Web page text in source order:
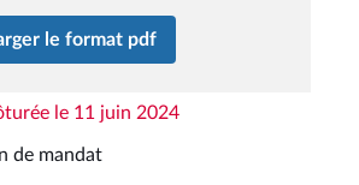
le format pdf
le 11 juin 2024
de mandat